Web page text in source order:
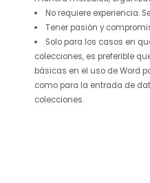
No requiere experiencia.
Tener pasión y
Solo para los casos en
colecciones, es preferible
básicas en el uso de Word
como para la entrada de
colecciones.